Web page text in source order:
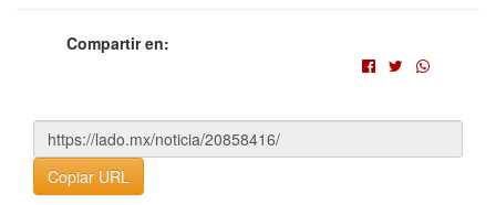
Compartir en:
Copiar URL